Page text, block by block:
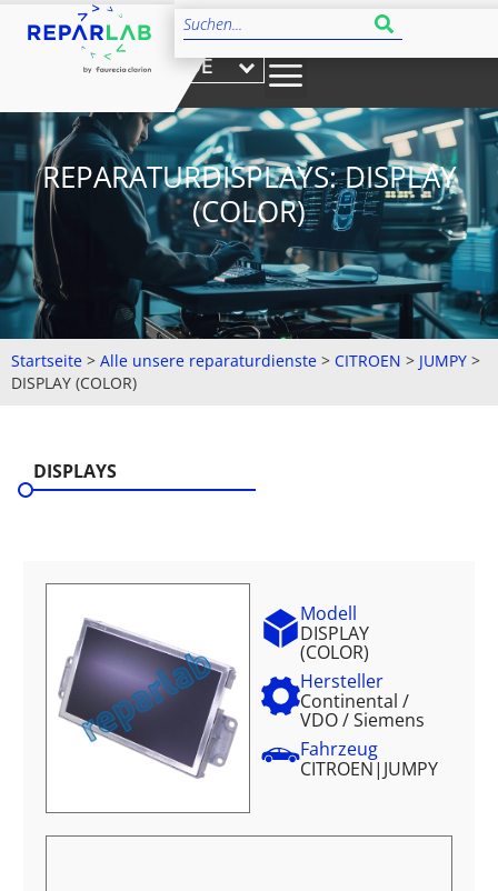
DE
REPARATURDISPLAYS: DISPLAY
(COLOR)
Startseite > Alle unsere reparaturdienste > CITROEN > JUMPY >
DISPLAY (COLOR)
DISPLAYS
Modell
DISPLAY
(COLOR)
Hersteller
Continental /
VDO / Siemens
Fahrzeug
CITROEN| JUMPY